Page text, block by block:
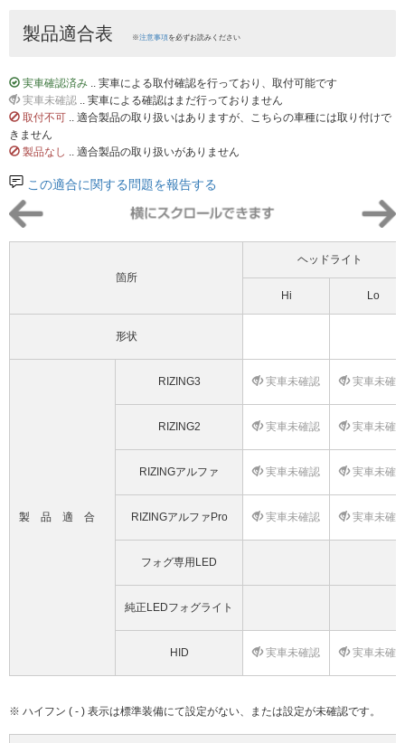
製品適合表 ※注意事項を必ずお読みください
実車確認済み .. 実車による取付確認を行っており、取付可能です
実車未確認 .. 実車による確認はまだ行っておりません
取付不可 .. 適合製品の取り扱いはありますが、こちらの車種には取り付けで
きません
製品なし .. 適合製品の取り扱いがありません
この適合に関する問題を報告する
箇所
ヘッドライト
Hi Lo
形状
製品適合
RIZING3 実車未確認 実車未確
RIZING2 実車未確認 実車未確
RIZINGアルファ 実車未確認 実車未確
RIZINGアルファPro 実車未確認 実車未確
フォグ専用LED
純正LEDフォグライト
HID 実車未確認 実車未確
※ ハイフン ( - ) 表示は標準装備にて設定がない、または設定が未確認です。